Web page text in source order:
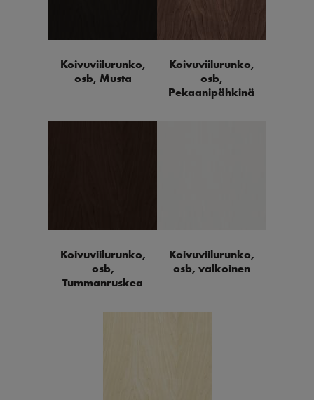
Koivuviilurunko,
osb, Musta
Koivuviilurunko,
osb,
Pekaanipähkinä
Koivuviilurunko,
osb,
Tummanruskea
Koivuviilurunko,
osb, valkoinen